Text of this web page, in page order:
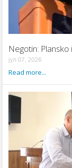
Negotin:
јул 07, 2026
Read more...